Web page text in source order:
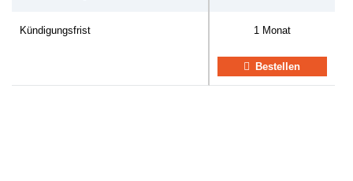
Kündigungsfrist 1 Monat
Bestellen